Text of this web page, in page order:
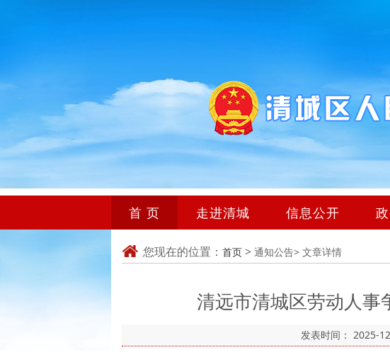
首 页 走进清城 信息公开
您现在的位置： 首页 > 通知公告> 文章详情
清远市清城区劳动人事
发表时间： 2025-